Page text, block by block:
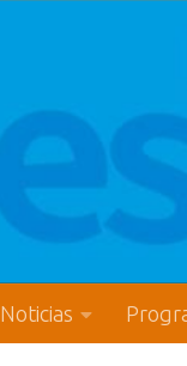
Noticias